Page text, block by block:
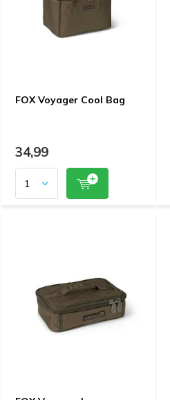
FOX Voyager Cool Bag
34,99